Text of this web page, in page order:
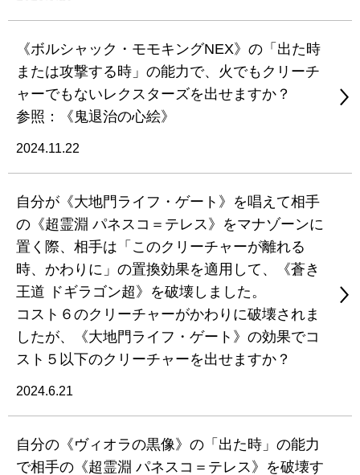
《ボルシャック・モモキングNEX》の「出た時
または攻撃する時」の能力で、火でもクリーチ
ャーでもないレクスターズを出せますか？
参照：《鬼退治の心絵》
2024.11.22
自分が《大地門ライフ・ゲート》を唱えて相手
の《超霊淵 パネスコ＝テレス》をマナゾーンに
置く際、相手は「このクリーチャーが離れる
時、かわりに」の置換効果を適用して、《蒼き
王道 ドギラゴン超》を破壊しました。
コスト６のクリーチャーがかわりに破壊されま
したが、《大地門ライフ・ゲート》の効果でコ
スト５以下のクリーチャーを出せますか？
2024.6.21
自分の《ヴィオラの黒像》の「出た時」の能力
で相手の《超霊淵 パネスコ＝テレス》を破壊す